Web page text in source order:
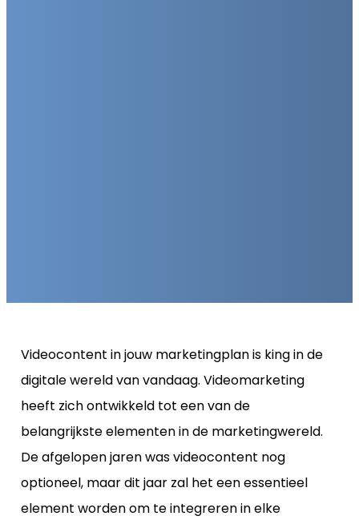
Videocontent in jouw marketingplan is king in de
digitale wereld van vandaag. Videomarketing
heeft zich ontwikkeld tot een van de
belangrijkste elementen in de marketingwereld.
De afgelopen jaren was videocontent nog
optioneel, maar dit jaar zal het een essentieel
element worden om te integreren in elke